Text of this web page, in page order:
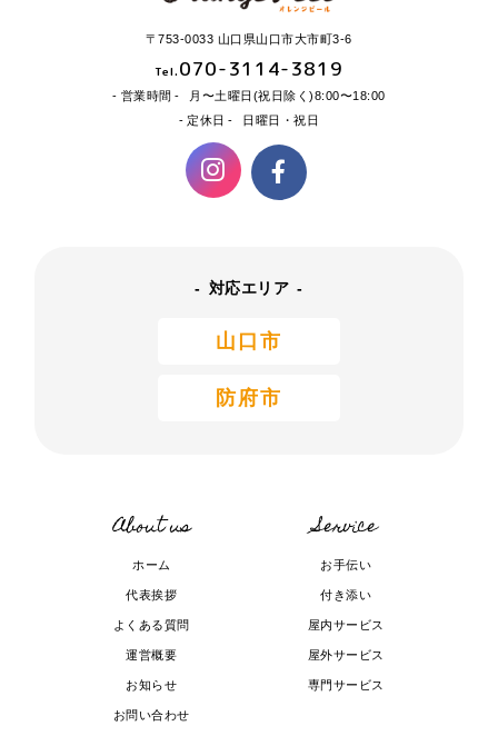
〒753-0033 山口県山口市大市町3-6
Tel. 070-3114-3819
営業時間
月〜土曜日(祝日除く)8:00〜18:00
定休日
日曜日・祝日
対応エリア
山口市
防府市
About us
ホーム
代表挨拶
よくある質問
運営概要
お知らせ
お問い合わせ
Service
お手伝い
付き添い
屋内サービス
屋外サービス
専門サービス